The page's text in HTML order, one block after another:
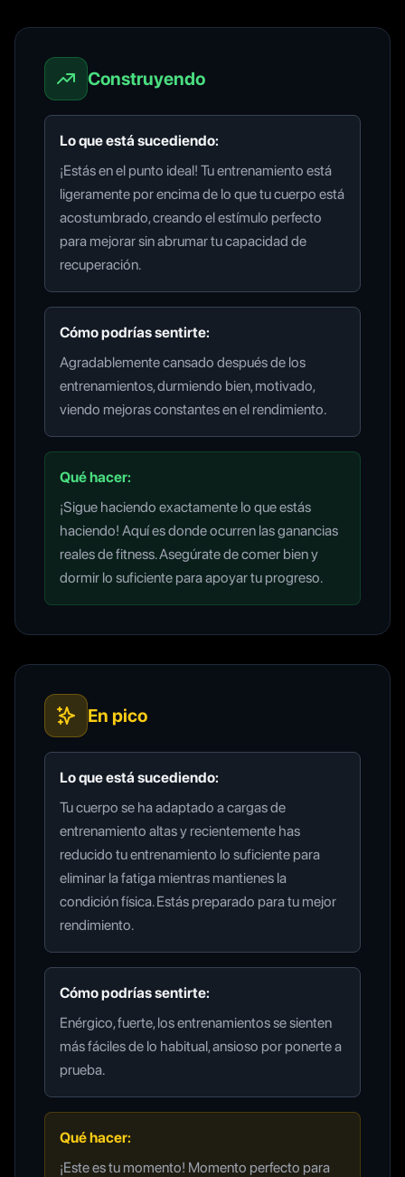
Construyendo
Lo que está sucediendo:
¡Estás en el punto ideal! Tu entrenamiento está
ligeramente por encima de lo que tu cuerpo está
acostumbrado, creando el estímulo perfecto
para mejorar sin abrumar tu capacidad de
recuperación.
Cómo podrías sentirte:
Agradablemente cansado después de los
entrenamientos, durmiendo bien, motivado,
viendo mejoras constantes en el rendimiento.
Qué hacer:
¡Sigue haciendo exactamente lo que estás
haciendo! Aquí es donde ocurren las ganancias
reales de fitness. Asegúrate de comer bien y
dormir lo suficiente para apoyar tu progreso.
En pico
Lo que está sucediendo:
Tu cuerpo se ha adaptado a cargas de
entrenamiento altas y recientemente has
reducido tu entrenamiento lo suficiente para
eliminar la fatiga mientras mantienes la
condición física. Estás preparado para tu mejor
rendimiento.
Cómo podrías sentirte:
Enérgico, fuerte, los entrenamientos se sienten
más fáciles de lo habitual, ansioso por ponerte a
prueba.
Qué hacer:
¡Este es tu momento! Momento perfecto para